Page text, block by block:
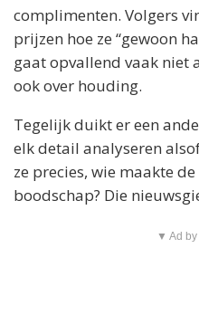
complimenten. Volgers
prijzen hoe ze “gewoon
gaat opvallend vaak niet
ook over houding.
Tegelijk duikt er een
elk detail analyseren
ze precies, wie maakte
boodschap? Die
▼ Ad by